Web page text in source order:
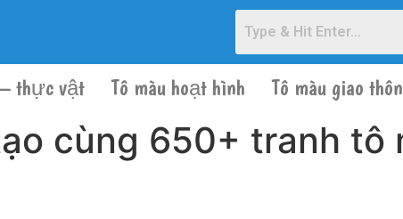
thực vật Tô màu hoạt hình Tô màu giao
cùng 650+ tranh tô